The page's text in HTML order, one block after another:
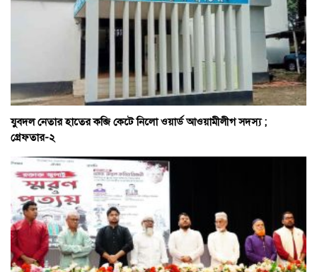
যুবদল নেতার হাতের কব্জি কেটে নিলো ওয়ার্ড আওয়ামীলীগ সদস্য ;
গ্রেফতার-২